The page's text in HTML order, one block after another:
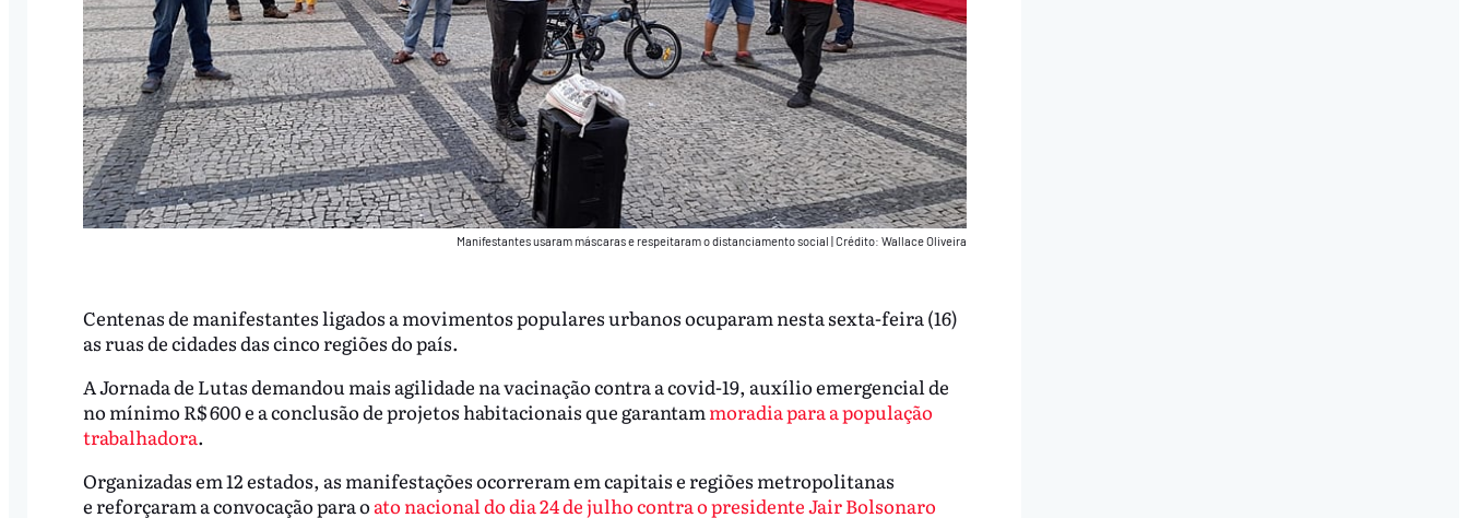
Manifestantes usaram máscaras e respeitaram o distanciamento social |Crédito: Wallace Oliveira
Centenas de manifestantes ligados a movimentos populares urbanos ocuparam nesta sexta-feira (16)
as ruas de cidades das cinco regiões do país.
A Jornada de Lutas demandou mais agilidade na vacinação contra a covid-19, auxílio emergencial de
no mínimo R$ 600 e a conclusão de projetos habitacionais que garantammoradia para a população
trabalhadora.
Organizadas em 12 estados, as manifestações ocorreram em capitais e regiões metropolitanas
e reforçaram a convocação para o ato nacional do dia 24 de julho contra o presidente Jair Bolsonaro